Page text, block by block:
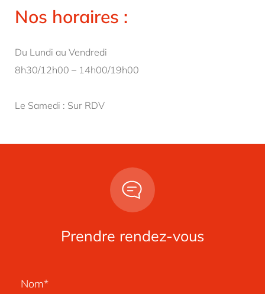
cuir
Baguette tableau de bord gainée de
Coques de sièges Sport couleur
Nos horaires :
Du Lundi au Vendredi
8h30/12h00 – 14h00/19h00
Le Samedi : Sur RDV
Prendre rendez-vous
Nom*